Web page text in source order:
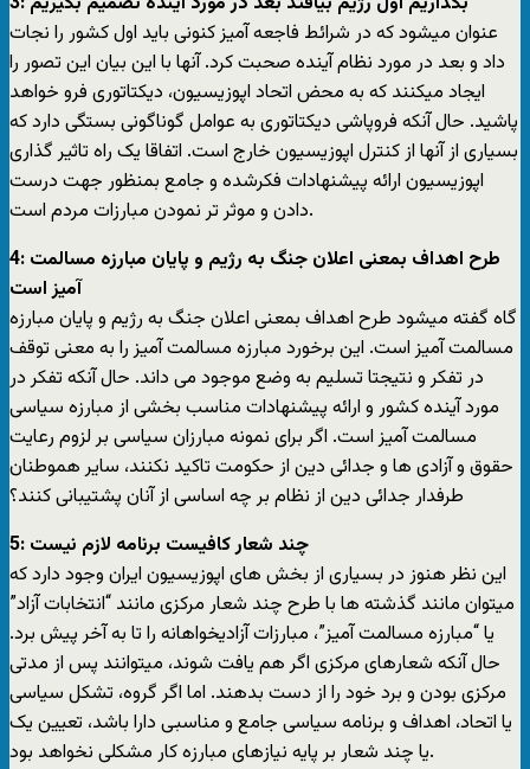
عنوان میشود که در شرائط فاجعه آمیز کنونی باید اول کشور را نجات
داد و بعد در مورد نظام آینده صحبت کرد. آنها با این بیان این تصور را
ایجاد میکنند که به محض اتحاد اپوزیسیون، دیکتاتوری فرو خواهد
پاشید. حال آنکه فروپاشی دیکتاتوری به عوامل گوناگونی بستگی دارد که
بسیاری از آنها از کنترل اپوزیسیون خارج است. اتفاقا یک راه تاثیر گذاری
اپوزیسیون ارائه پیشنهادات فکرشده و جامع بمنظور جهت درست
دادن و موثر تر نمودن مبارزات مردم است.
4: طرح اهداف بمعنی اعلان جنگ به رژیم و پایان مبارزه مسالمت
آمیز است
گاه گفته میشود طرح اهداف بمعنی اعلان جنگ به رژیم و پایان مبارزه
مسالمت آمیز است. این برخورد مبارزه مسالمت آمیز را به معنی توقف
در تفکر و نتیجتا تسلیم به وضع موجود می داند. حال آنکه تفکر در
مورد آینده کشور و ارائه پیشنهادات مناسب بخشی از مبارزه سیاسی
مسالمت آمیز است. اگر برای نمونه مبارزان سیاسی بر لزوم رعایت
حقوق و آزادی ها و جدائی دین از حکومت تاکید نکنند، سایر هموطنان
طرفدار جدائی دین از نظام بر چه اساسی از آنان پشتیبانی کنند؟
5: چند شعار کافیست برنامه لازم نیست
این نظر هنوز در بسیاری از بخش های اپوزیسیون ایران وجود دارد که
میتوان مانند گذشته ها با طرح چند شعار مرکزی مانند “انتخابات آزاد”
یا “مبارزه مسالمت آمیز”، مبارزات آزادیخواهانه را تا به آخر پیش برد.
حال آنکه شعارهای مرکزی اگر هم یافت شوند، میتوانند پس از مدتی
مرکزی بودن و برد خود را از دست بدهند. اما اگر گروه، تشکل سیاسی
یا اتحاد، اهداف و برنامه سیاسی جامع و مناسبی دارا باشد، تعیین یک
یا چند شعار بر پایه نیازهای مبارزه کار مشکلی نخواهد بود.